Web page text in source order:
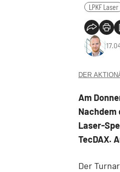
LPKF Laser
DER
Am
Laser-
TecDAX.
Der